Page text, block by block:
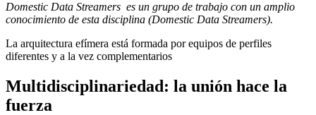
Domestic Data Streamers es un grupo de trabajo con un amplio
conocimiento de esta disciplina (Domestic Data Streamers).
La arquitectura efímera está formada por equipos de perfiles
diferentes y a la vez complementarios
Multidisciplinariedad: la unión hace la
fuerza